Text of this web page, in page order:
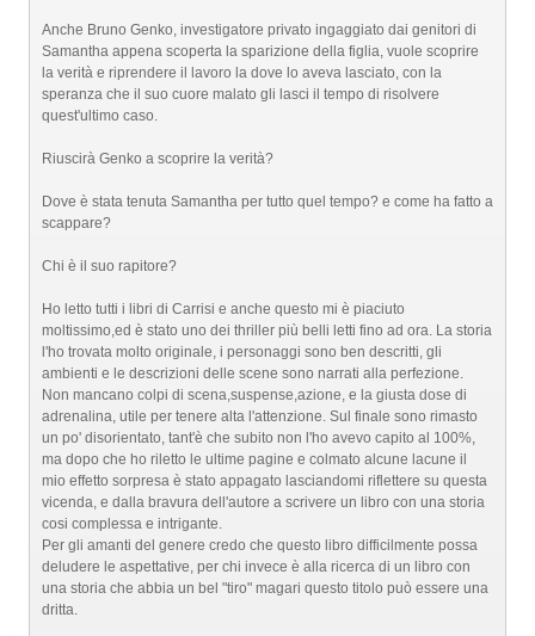
Anche Bruno Genko, investigatore privato ingaggiato dai genitori di
Samantha appena scoperta la sparizione della figlia, vuole scoprire
la verità e riprendere il lavoro la dove lo aveva lasciato, con la
speranza che il suo cuore malato gli lasci il tempo di risolvere
quest'ultimo caso.
Riuscirà Genko a scoprire la verità?
Dove è stata tenuta Samantha per tutto quel tempo? e come ha fatto a
scappare?
Chi è il suo rapitore?
Ho letto tutti i libri di Carrisi e anche questo mi è piaciuto
moltissimo,ed è stato uno dei thriller più belli letti fino ad ora. La storia
l'ho trovata molto originale, i personaggi sono ben descritti, gli
ambienti e le descrizioni delle scene sono narrati alla perfezione.
Non mancano colpi di scena,suspense,azione, e la giusta dose di
adrenalina, utile per tenere alta l'attenzione. Sul finale sono rimasto
un po' disorientato, tant'è che subito non l'ho avevo capito al 100%,
ma dopo che ho riletto le ultime pagine e colmato alcune lacune il
mio effetto sorpresa è stato appagato lasciandomi riflettere su questa
vicenda, e dalla bravura dell'autore a scrivere un libro con una storia
cosi complessa e intrigante.
Per gli amanti del genere credo che questo libro difficilmente possa
deludere le aspettative, per chi invece è alla ricerca di un libro con
una storia che abbia un bel "tiro" magari questo titolo può essere una
dritta.